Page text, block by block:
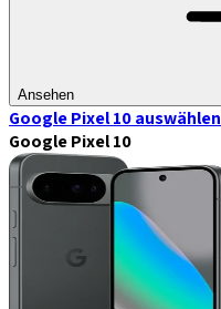
Ansehen
Google Pixel 10auswählen
Google Pixel 10